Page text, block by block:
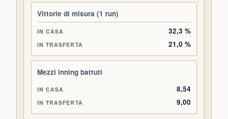
Vittorie di misura (1 run)
32,3 %
21,0 %
Mezzi inning battuti
8,54
9,00